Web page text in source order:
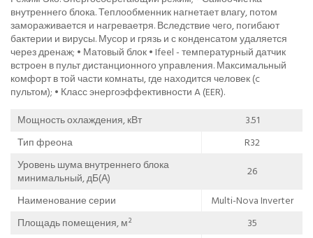
внутреннего блока. Теплообменник нагнетает влагу, потом
замораживается и нагреваетря. Вследствие чего, погибают
бактерии и вирусы. Мусор и грязь и с конденсатом удаляется
через дренаж; • Матовый блок • Ifeel - температурный датчик
встроен в пульт дистанционного управления. Максимальный
комфорт в той части комнаты, где находится человек (c
пультом); • Класс энергоэффективности A (EER).
Мощность охлаждения, кВт
3.51
Тип фреона
R32
Уровень шума внутреннего блока
минимальный, дБ(А)
26
Наименование серии
Multi-Nova Inverter
Площадь помещения, м²
35